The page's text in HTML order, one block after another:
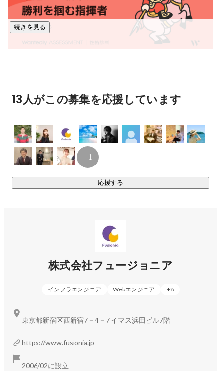
続きを見る
13人がこの募集を応援しています
応援する
+1
株式会社フュージョニア
インフラエンジニア Webエンジニア +8
https://www.fusionia.jp
2006/02に設立
東京都新宿区西新宿7－4－7 イマス浜田ビル7階